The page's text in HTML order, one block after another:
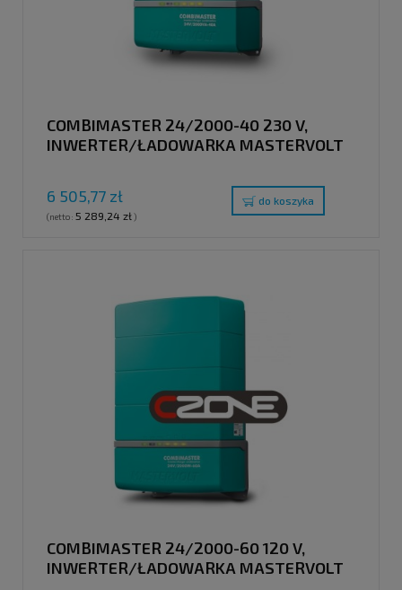
COMBIMASTER 24/2000-40 230 V,
INWERTER/ŁADOWARKA MASTERVOLT
6 505,77 zł
(netto: 5 289,24 zł)
do koszyka
COMBIMASTER 24/2000-60 120 V,
INWERTER/ŁADOWARKA MASTERVOLT